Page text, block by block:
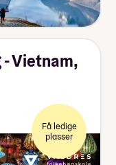
Vietnam,
Få ledige
plasser